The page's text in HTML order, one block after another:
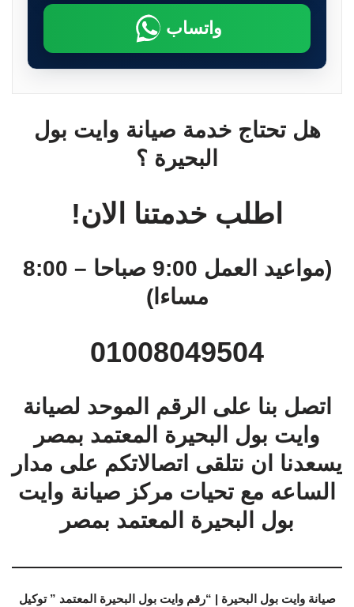
واتساب
هل تحتاج خدمة صيانة وايت بول
البحيرة ؟
اطلب خدمتنا الان!
(مواعيد العمل 9:00 صباحا – 8:00
مساءا)
01008049504
اتصل بنا على الرقم الموحد لصيانة
وايت بول البحيرة المعتمد بمصر
يسعدنا ان نتلقى اتصالاتكم على مدار
الساعه مع تحيات مركز صيانة وايت
بول البحيرة المعتمد بمصر
صيانة وايت بول البحيرة | “رقم وايت بول البحيرة المعتمد ” توكيل